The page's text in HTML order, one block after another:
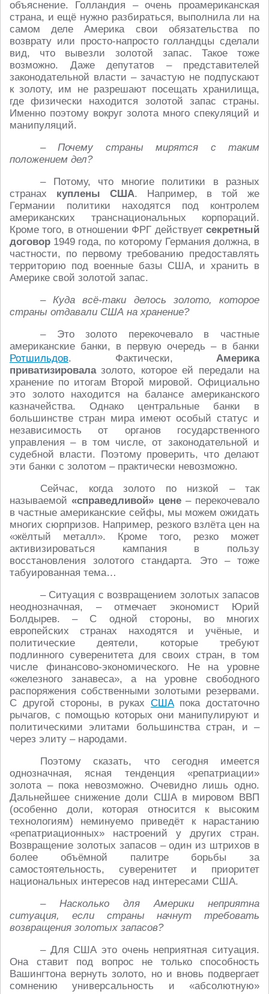
объяснение. Голландия – очень проамериканская
страна, и ещё нужно разбираться, выполнила ли на
самом деле Америка свои обязательства по
возврату или просто-напросто голландцы сделали
вид, что вывезли золотой запас. Такое тоже
возможно. Даже депутатов – представителей
законодательной власти – зачастую не подпускают
к золоту, им не разрешают посещать хранилища,
где физически находится золотой запас страны.
Именно поэтому вокруг золота много спекуляций и
манипуляций.
– Почему страны мирятся с таким
положением дел?
– Потому, что многие политики в разных
странах куплены США. Например, в той же
Германии политики находятся под контролем
американских транснациональных корпораций.
Кроме того, в отношении ФРГ действует секретный
договор 1949 года, по которому Германия должна, в
частности, по первому требованию предоставлять
территорию под военные базы США, и хранить в
Америке свой золотой запас.
– Куда всё-таки делось золото, которое
страны отдавали США на хранение?
– Это золото перекочевало в частные
американские банки, в первую очередь – в банки
Ротшильдов. Фактически, Америка
приватизировалазолото, которое ей передали на
хранение по итогам Второй мировой. Официально
это золото находится на балансе американского
казначейства. Однако центральные банки в
большинстве стран мира имеют особый статус и
независимость от органов государственного
управления – в том числе, от законодательной и
судебной власти. Поэтому проверить, что делают
эти банки с золотом – практически невозможно.
Сейчас, когда золото по низкой – так
называемой«справедливой» цене– перекочевало
в частные американские сейфы, мы можем ожидать
многих сюрпризов. Например, резкого взлёта цен на
«жёлтый металл». Кроме того, резко может
активизироваться кампания в пользу
восстановления золотого стандарта. Это – тоже
табуированная тема…
– Ситуация с возвращением золотых запасов
неоднозначная, – отмечает экономист Юрий
Болдырев. – С одной стороны, во многих
европейских странах находятся и учёные, и
политические деятели, которые требуют
подлинного суверенитета для своих стран, в том
числе финансово-экономического. Не на уровне
«железного занавеса», а на уровне свободного
распоряжения собственными золотыми резервами.
С другой стороны, в руках СШАпока достаточно
рычагов, с помощью которых они манипулируют и
политическими элитами большинства стран, и –
через элиту – народами.
Поэтому сказать, что сегодня имеется
однозначная, ясная тенденция «репатриации»
золота – пока невозможно. Очевидно лишь одно.
Дальнейшее снижение доли США в мировом ВВП
(особенно доли, которая относится к высоким
технологиям) неминуемо приведёт к нарастанию
«репатриационных» настроений у других стран.
Возвращение золотых запасов – один из штрихов в
более объёмной палитре борьбы за
самостоятельность, суверенитет и приоритет
национальных интересов над интересами США.
– Насколько для Америки неприятна
ситуация, если страны начнут требовать
возвращения золотых запасов?
– Для США это очень неприятная ситуация.
Она ставит под вопрос не только способность
Вашингтона вернуть золото, но и вновь подвергает
сомнению универсальность и «абсолютную»